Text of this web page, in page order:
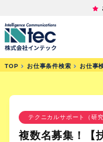
TOP お仕事条件検索 お仕事
テクニカルサポート（研
複数名募集！【